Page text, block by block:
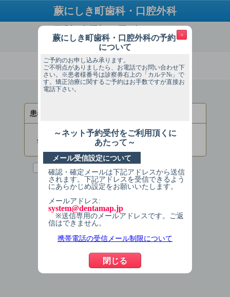
蕨にしき町歯科・口腔外科
ご不明点・疑問点はお問い合わせください
TEL：048-446-6480
必ずお読みください
ログインしてください
患者様番号
生年月日 (入力例：2013年1月1日→20130101)
次回からの入力を省略する
ログインする
×
蕨にしき町歯科・口腔外科の予約
について
ご予約のお申し込み承ります。
ご不明点がありましたら、お電話でお問い合わせ下
さい。※患者様番号は診察券右上の「カルテ№」で
す。矯正治療に関するご予約はお手数ですが直接お
電話下さい。
～ネット予約受付をご利用頂くに
あたって～
メール受信設定について
確認・確定メールは下記アドレスから送信
されます。下記アドレスを受信できるよう
にあらかじめ設定をお願いいたします。
メールアドレス:
system@dentamap.jp
※送信専用のメールアドレスです。ご返
信はできません。
携帯電話の受信メール制限について
閉じる